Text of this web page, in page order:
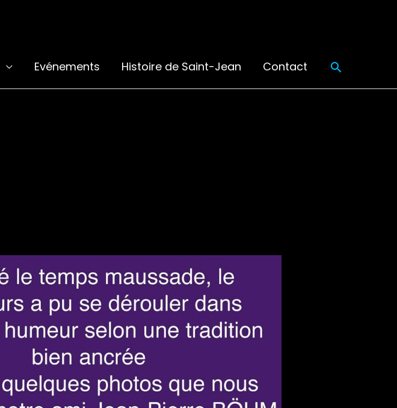
Evénements Histoire de Saint-Jean Contact